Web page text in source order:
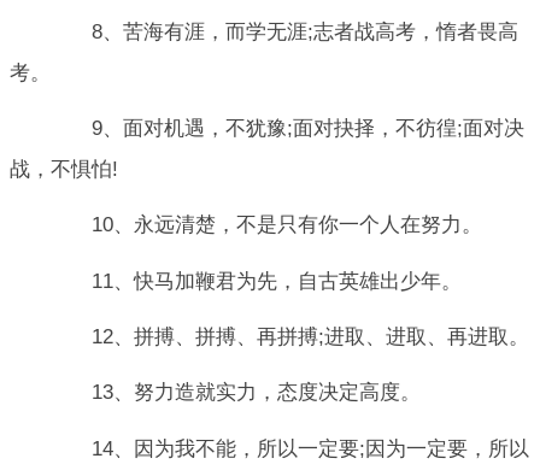
8、苦海有涯，而学无涯;志者战高考，惰者畏高
考。
9、面对机遇，不犹豫;面对抉择，不彷徨;面对决
战，不惧怕!
10、永远清楚，不是只有你一个人在努力。
11、快马加鞭君为先，自古英雄出少年。
12、拼搏、拼搏、再拼搏;进取、进取、再进取。
13、努力造就实力，态度决定高度。
14、因为我不能，所以一定要;因为一定要，所以